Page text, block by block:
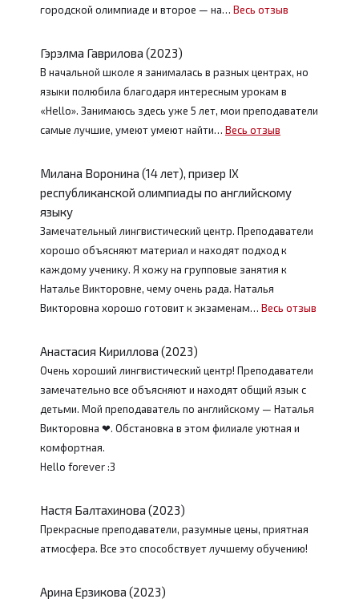
городской олимпиаде и второе — на… Весь отзыв
Гэрэлма Гаврилова (2023)
В начальной школе я занималась в разных центрах, но
языки полюбила благодаря интересным урокам в
«Hello». Занимаюсь здесь уже 5 лет, мои преподаватели
самые лучшие, умеют умеют найти… Весь отзыв
Милана Воронина (14 лет), призер IX
республиканской олимпиады по английскому
языку
Замечательный лингвистический центр. Преподаватели
хорошо объясняют материал и находят подход к
каждому ученику. Я хожу на групповые занятия к
Наталье Викторовне, чему очень рада. Наталья
Викторовна хорошо готовит к экзаменам… Весь отзыв
Анастасия Кириллова (2023)
Очень хороший лингвистический центр! Преподаватели
замечательно все объясняют и находят общий язык с
детьми. Мой преподаватель по английскому — Наталья
Викторовна ❤. Обстановка в этом филиале уютная и
комфортная.
Hello forever :3
Настя Балтахинова (2023)
Прекрасные преподаватели, разумные цены, приятная
атмосфера. Все это способствует лучшему обучению!
Арина Ерзикова (2023)